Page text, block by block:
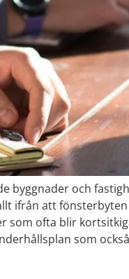
byggnader och
ifrån att
ofta blir
som